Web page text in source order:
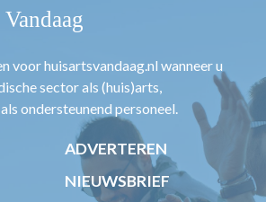
VAKHANDEL
voor huisartsvandaag.nl wanneer u
sector als (huis)arts,
ondersteunend personeel.
ADVERTEREN
NIEUWSBRIEF